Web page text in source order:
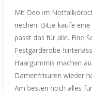
Mit Deo im
riechen. Bitte kaufe
passt das für alle. Eine
Festgarderobe
Haargummis machen
Damenfrisuren wieder
Am besten noch alles